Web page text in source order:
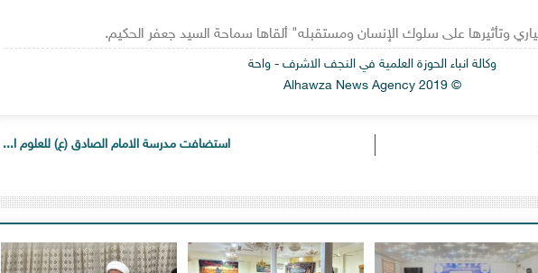
وتأثيرها على سلوك الإنسان ومستقبله" ألقاها سماحة السيد جعفر الحكيم.
وكالة انباء الحوزة العلمية في النجف الاشرف - واحة
© Alhawza News Agency 2019
استضافت مدرسة الامام الصادق (ع) للعلوم ا...